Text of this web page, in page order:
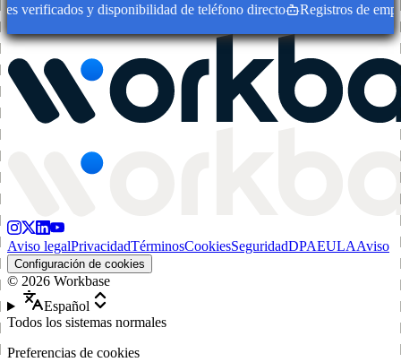
verificados y disponibilidad de teléfono directo Registros de
Aviso legalPrivacidadTérminosCookiesSeguridadDPAEULAAviso
Configuración de cookies
© 2026 Workbase
Español
Todos los sistemas normales
Preferencias de cookies